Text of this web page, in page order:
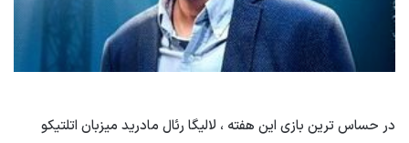
در حساس ترین بازی این هفته ، لالیگا رئال مادرید میزبان اتلتیکو